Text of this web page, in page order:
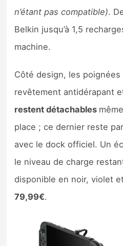
n’étant pas compatible).
Belkin jusqu’à 1,5
machine.
Côté design, les poignées
revêtement antidérapant
restent détachables
place ; ce dernier reste
avec le dock officiel. Un
le niveau de charge
disponible en noir, violet
79,99€.